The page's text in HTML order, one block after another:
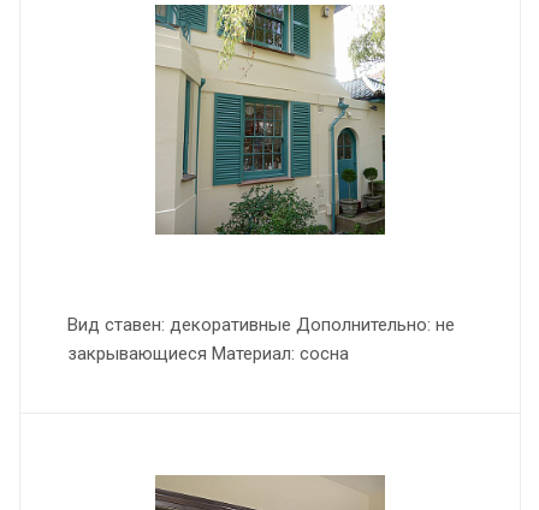
Вид ставен: декоративные Дополнительно: не
закрывающиеся Материал: сосна